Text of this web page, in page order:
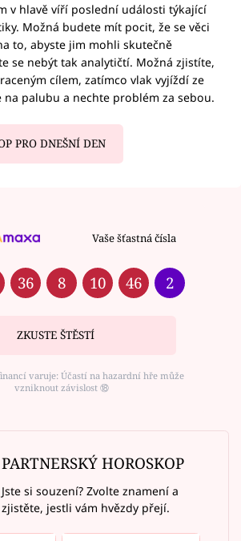
v hlavě víří poslední události týkající
Možná budete mít pocit, že se věci
to, abyste jim mohli skutečně
se nebýt tak analytičtí. Možná zjistíte,
cílem, zatímco vlak vyjíždí ze
na palubu a nechte problém za sebou.
PRO DNEŠNÍ DEN
Vaše šťastná čísla
36 8 10 46 2
ZKUSTE ŠTĚSTÍ
varuje: Účastí na hazardní hře může
vzniknout závislost ⑱
PARTNERSKÝ HOROSKOP
Jste si souzení? Zvolte znamení a
zjistěte, jestli vám hvězdy přejí.